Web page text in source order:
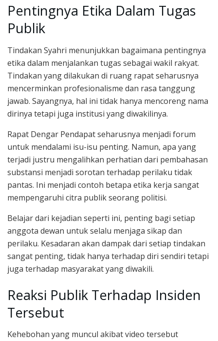
Pentingnya Etika Dalam Tugas
Publik
Tindakan Syahri menunjukkan bagaimana pentingnya
etika dalam menjalankan tugas sebagai wakil rakyat.
Tindakan yang dilakukan di ruang rapat seharusnya
mencerminkan profesionalisme dan rasa tanggung
jawab. Sayangnya, hal ini tidak hanya mencoreng nama
dirinya tetapi juga institusi yang diwakilinya.
Rapat Dengar Pendapat seharusnya menjadi forum
untuk mendalami isu-isu penting. Namun, apa yang
terjadi justru mengalihkan perhatian dari pembahasan
substansi menjadi sorotan terhadap perilaku tidak
pantas. Ini menjadi contoh betapa etika kerja sangat
mempengaruhi citra publik seorang politisi.
Belajar dari kejadian seperti ini, penting bagi setiap
anggota dewan untuk selalu menjaga sikap dan
perilaku. Kesadaran akan dampak dari setiap tindakan
sangat penting, tidak hanya terhadap diri sendiri tetapi
juga terhadap masyarakat yang diwakili.
Reaksi Publik Terhadap Insiden
Tersebut
Kehebohan yang muncul akibat video tersebut